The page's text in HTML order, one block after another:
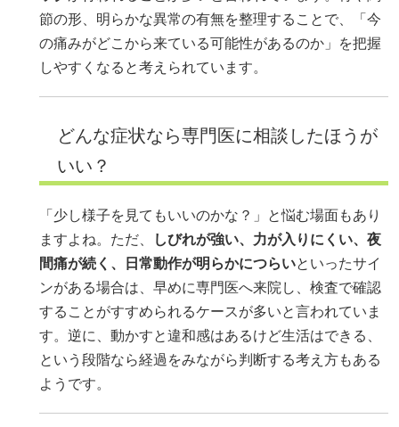
節の形、明らかな異常の有無を整理することで、「今
の痛みがどこから来ている可能性があるのか」を把握
しやすくなると考えられています。
どんな症状なら専門医に相談したほうが
いい？
「少し様子を見てもいいのかな？」と悩む場面もあり
ますよね。ただ、
しびれが強い、力が入りにくい、夜
間痛が続く、日常動作が明らかにつらいといったサイ
ンがある場合は、早めに専門医へ来院し、検査で確認
することがすすめられるケースが多いと言われていま
す。逆に、動かすと違和感はあるけど生活はできる、
という段階なら経過をみながら判断する考え方もある
ようです。